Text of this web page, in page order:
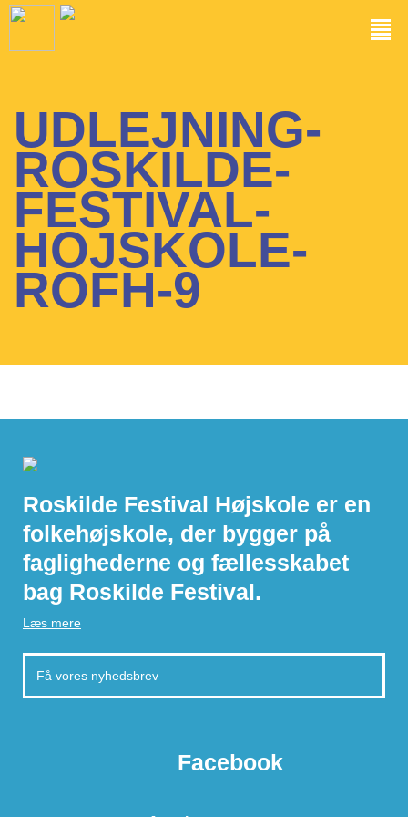
UDLEJNING-
ROSKILDE-
FESTIVAL-
HOJSKOLE-
ROFH-9
Roskilde Festival Højskole er en
folkehøjskole, der bygger på
faglighederne og fællesskabet
bag Roskilde Festival.
Læs mere
Facebook